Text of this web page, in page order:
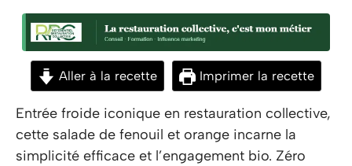
Aller à la recette Imprimer la recette
Entrée froide iconique en restauration collective,
cette salade de fenouil et orange incarne la
simplicité efficace et l’engagement bio. Zéro